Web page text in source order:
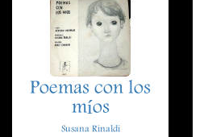
Poemas con los
míos
Susana Rinaldi